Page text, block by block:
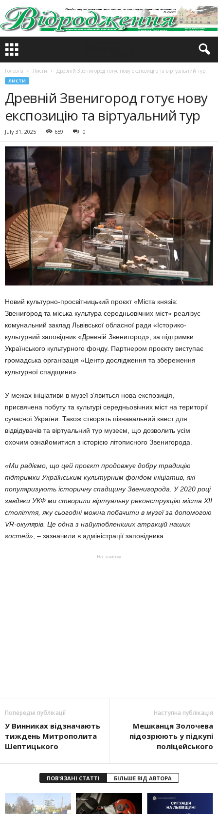
Головна Листи Древній Звенигород готує нову експозицію та віртуальний тур
ЛИСТИ
Древній Звенигород готує нову
експозицію та віртуальний тур
July 31, 2025 659 0
Новий культурно-просвітницький проєкт «Міста князів:
Звенигород та міська культура середньовічних міст» реалізує
комунальний заклад Львівської обласної ради «Історико-
культурний заповідник «Древній Звенигород», за підтримки
Українського культурного фонду. Партнером проєкту виступає
громадська організація «Центр дослідження та збереження
культурної спадщини».
У межах ініціативи в музеї з’явиться нова експозиція,
присвячена побуту та культурі середньовічних міст на території
сучасної України. Також створять пізнавальний квест для
відвідувачів та віртуальний тур музеєм, що дозволить усім
охочим ознайомитися з історією літописного Звенигорода.
«Ми радіємо, що цей проєкт продовжує добру традицію
підтримки Українським культурним фондом ініціатив, які
популяризують історичну спадщину Звенигорода. У 2020 році
завдяки УКФ ми створили віртуальну реконструкцію міста XII
століття, яку сьогодні можна побачити в музеї за допомогою
VR-окулярів. Це одна з найулюбленіших атракцій наших
гостей», – зазначили в адміністрації заповідника.
На замітку
Попередні публікації
У Винниках відзначають
тиждень Митрополита
Шептицького
Наступна публікація
Мешканця Золочева
підозрюють у підкупі
поліцейського
ПОВ'ЯЗАНІ СТАТТІ БІЛЬШЕ ВІД АВТОРА